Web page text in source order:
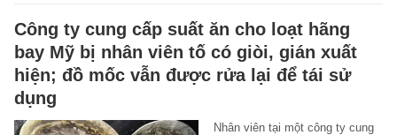
Công ty cung cấp suất ăn cho loạt hãng
bay Mỹ bị nhân viên tố có giòi, gián xuất
hiện; đồ mốc vẫn được rửa lại để tái sử
dụng
Nhân viên tại một công ty cung